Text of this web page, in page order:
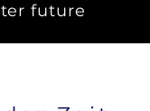
future